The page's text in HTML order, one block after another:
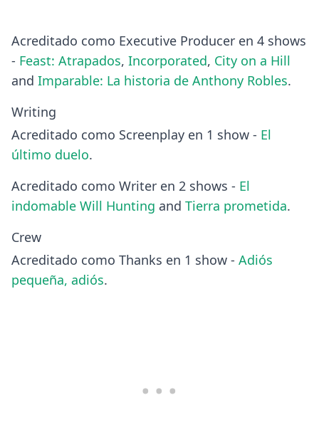
Acreditado como Executive Producer en 4 shows
- Feast: Atrapados, Incorporated, City on a Hill
and Imparable: La historia de Anthony Robles.
Writing
Acreditado como Screenplay en 1 show - El
último duelo.
Acreditado como Writer en 2 shows - El
indomable Will Hunting and Tierra prometida.
Crew
Acreditado como Thanks en 1 show - Adiós
pequeña, adiós.